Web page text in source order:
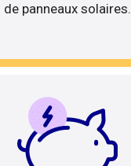
de panneaux solaires.